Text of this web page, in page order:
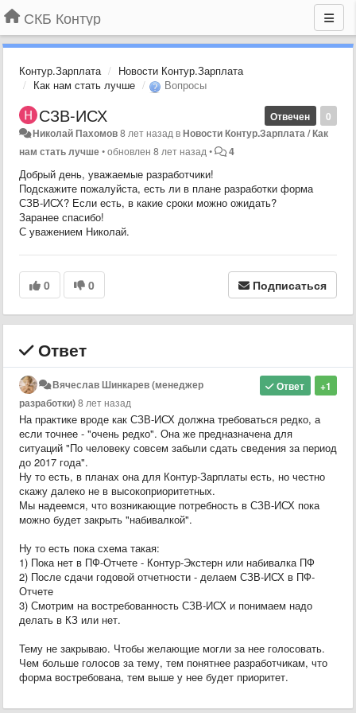
СКБ Контур
Контур.Зарплата
Новости Контур.Зарплата
Как нам стать лучше
Вопросы
0
Отвечен
СЗВ-ИСХ
Николай Пахомов8 лет назад вНовости Контур.Зарплата / Как
нам стать лучше•обновлен 8 лет назад • 4
Добрый день, уважаемые разработчики!
Подскажите пожалуйста, есть ли в плане разработки форма
СЗВ-ИСХ? Если есть, в какие сроки можно ожидать?
Заранее спасибо!
С уважением Николай.
0 0 Подписаться
Ответ
+1
Ответ
Вячеслав Шинкарев (менеджер
разработки)8 лет назад
На практике вроде как СЗВ-ИСХ должна требоваться редко, а
если точнее - "очень редко". Она же предназначена для
ситуаций "По человеку совсем забыли сдать сведения за период
до 2017 года".
Ну то есть, в планах она для Контур-Зарплаты есть, но честно
скажу далеко не в высокоприоритетных.
Мы надеемся, что возникающие потребность в СЗВ-ИСХ пока
можно будет закрыть "набивалкой".
Ну то есть пока схема такая:
1) Пока нет в ПФ-Отчете - Контур-Экстерн или набивалка ПФ
2) После сдачи годовой отчетности - делаем СЗВ-ИСХ в ПФ-
Отчете
3) Смотрим на востребованность СЗВ-ИСХ и понимаем надо
делать в КЗ или нет.
Тему не закрываю. Чтобы желающие могли за нее голосовать.
Чем больше голосов за тему, тем понятнее разработчикам, что
форма востребована, тем выше у нее будет приоритет.